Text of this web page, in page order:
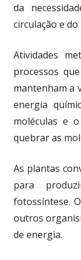
da
circulação e
Atividades
processos
mantenham a
energia
moléculas e
quebrar as
As plantas
para
fotossíntese.
outros
de energia.